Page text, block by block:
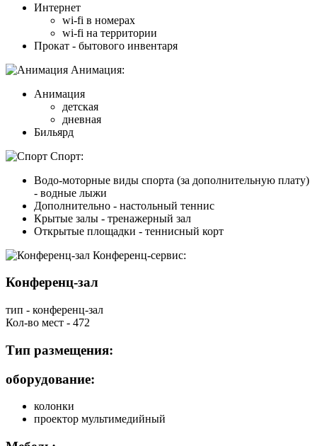
Интернет
wi-fi в номерах
wi-fi на территории
Прокат - бытового инвентаря
Анимация:
Анимация
детская
дневная
Бильярд
Спорт:
Водо-моторные виды спорта (за дополнительную плату)
- водные лыжи
Дополнительно - настольный теннис
Крытые залы - тренажерный зал
Открытые площадки - теннисный корт
Конференц-сервис:
Конференц-зал
тип - конференц-зал
Кол-во мест - 472
Тип размещения:
оборудование:
колонки
проектор мультимедийный